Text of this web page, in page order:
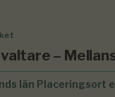
–
län Placeringsort